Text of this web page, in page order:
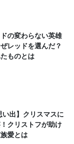
の変わらない英雄
レッドを選んだ？
ものとは
い出】クリスマスに
クリストフが助け
愛とは